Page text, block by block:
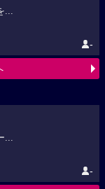
...
-
...
-